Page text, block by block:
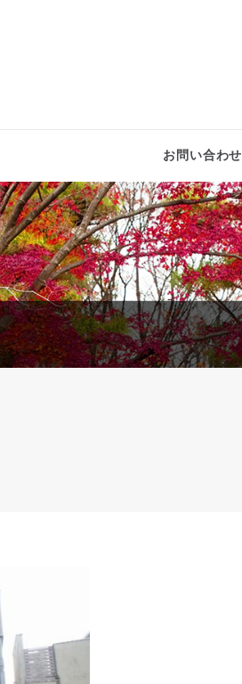
お問い合わせ